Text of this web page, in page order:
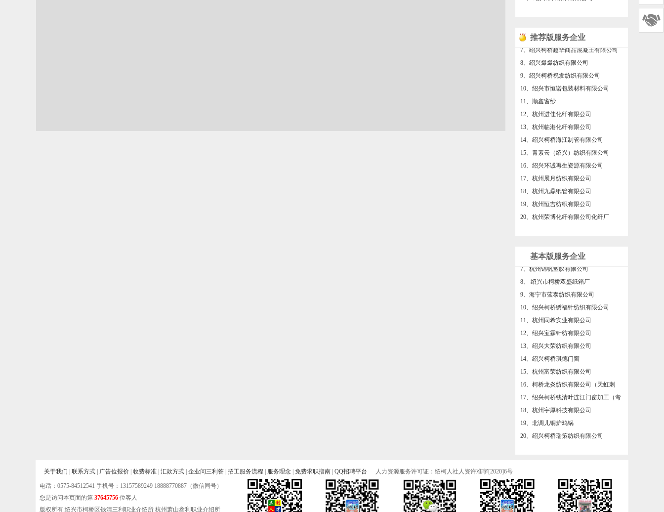
24、浙江恒远新材料股份有限公司
25、绍兴志鑫纺织有限公司
26、诸暨市曹莉化纤厂
27、绍兴帝景纺织有限公司
1、杭州栋栋纺织有限公司
2、浙江绍齿传动股份有限公司
3、绍兴柯桥臣乐法律咨询事务所
4、杭州彤柯纺织有限公司
5、绍兴易含纺织有限公司
6、绍兴满和纺织有限公司
7、绍兴弗凡家居用品有限公司
推荐版服务企业
24、绍兴东吴纺织品有限公司
25、绍兴柯桥新常态化纤有限公司
26、衙前爱语生活窗帘成品加工厂
27、绍兴左诺纺织有限公司
28、绍兴柯桥徐越装饰布有限公司
29、绍兴知钱针纺有限公司
30、浙江宝仁和中科技有限公司
31、绍兴瀛洲新材料有限公司
32、绍兴柯桥大申纺织有限公司
33、绍兴市柯桥区奇悦贸易有限公司
34、杭州天希纺织有限公司
35、浙江汇隆新材料股份有限公司
36、杭州豪烨实业有限公司
37、杭州品慧毛纺织有限公司
38、绍兴开辉化纤有限公司
41、绍兴柯桥开朗纺织品有限公司
42、柯桥区夏履镇【农庄饭店】
43、杭州瀚扬纺织有限公司
基本版服务企业
绣）
头配件店）
24、杭州福莱派纺织有限公司
25、杭州余杭宏强丝绸有限公司
26、得瑞达人力资源部服务有限公司

关于我们 联系方式 广告位报价 收费标准 汇款方式 企业问三利答 招工服务流程 服务理念 免费求职指南 QQ招聘平台 人力资源服务许可证：绍柯人社人资许准字[2020]6号
电话： 0575-84512541 手机号：13157589249 18888770887（微信同号）
您是访问本页面的第 37645756 位客人
版权所有:绍兴市柯桥区钱清三利职业介绍所 杭州萧山叁利职业介绍所